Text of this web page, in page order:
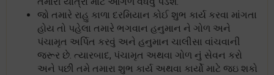
જો તમારે રાહુ કાળા દરમિયાન કોઈ શુભ કાર્ય કરવા માંગતા
હોય તો પહેલા તમારે ભગવાન હનુમાન ને ગોળ અને
પંચામૃત અર્પિત કરવું અને હનુમાન ચાલીસા વાંચવાની
જરૂર છે. ત્યારબાદ, પંચામૃત અથવા ગોળ નું સેવન કરો
અને પછી તમે તમારા શુભ કાર્ય અથવા કાર્યો માટે જઇ શકો